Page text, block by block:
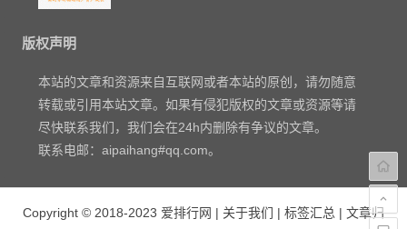
版权声明
本站的文章和资源来自互联网或者本站的原创，请勿随意
转载或引用本站文章。如果有侵犯版权的文章或资源等请
尽快联系我们，我们会在24h内删除有争议的文章。
联系电邮：aipaihang#qq.com。
Copyright © 2018-2023 爱排行网 | 关于我们 | 标签汇总 | 文章归